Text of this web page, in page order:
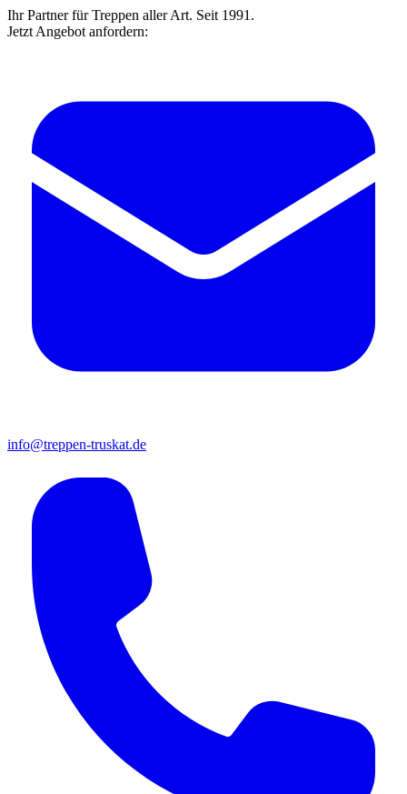
Ihr Partner für Treppen aller Art. Seit 1991.
Jetzt Angebot anfordern:
info@treppen-truskat.de